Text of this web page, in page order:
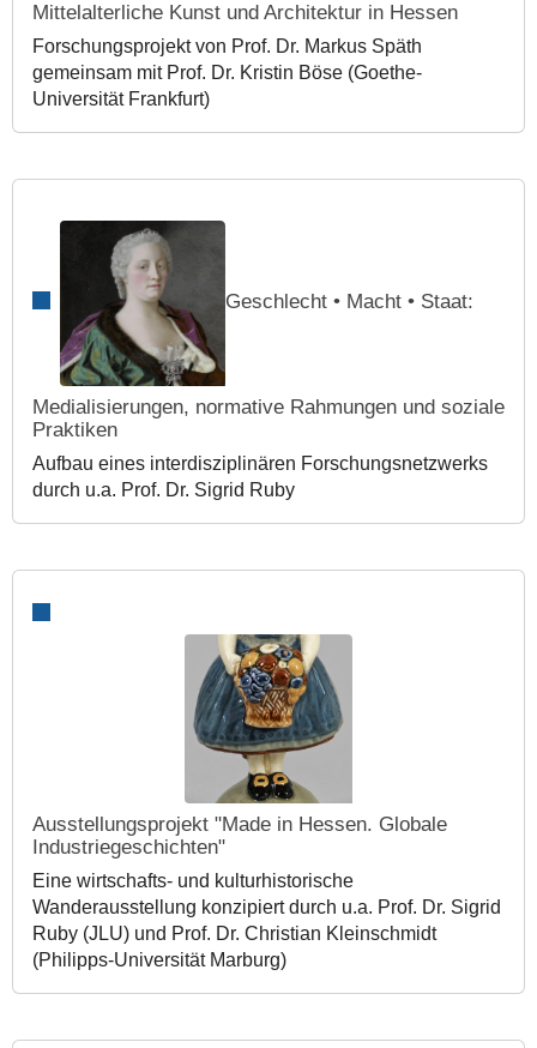
Mittelalterliche Kunst und Architektur in Hessen
Forschungsprojekt von Prof. Dr. Markus Späth
gemeinsam mit Prof. Dr. Kristin Böse (Goethe-
Universität Frankfurt)
Geschlecht • Macht • Staat:
Medialisierungen, normative Rahmungen und soziale
Praktiken
Aufbau eines interdisziplinären Forschungsnetzwerks
durch u.a. Prof. Dr. Sigrid Ruby
Ausstellungsprojekt "Made in Hessen. Globale
Industriegeschichten"
Eine wirtschafts- und kulturhistorische
Wanderausstellung konzipiert durch u.a. Prof. Dr. Sigrid
Ruby (JLU) und Prof. Dr. Christian Kleinschmidt
(Philipps-Universität Marburg)